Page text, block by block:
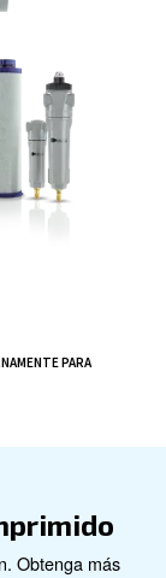
calidad
al elemento
Las flechas
del
de
de cabezal de
sea